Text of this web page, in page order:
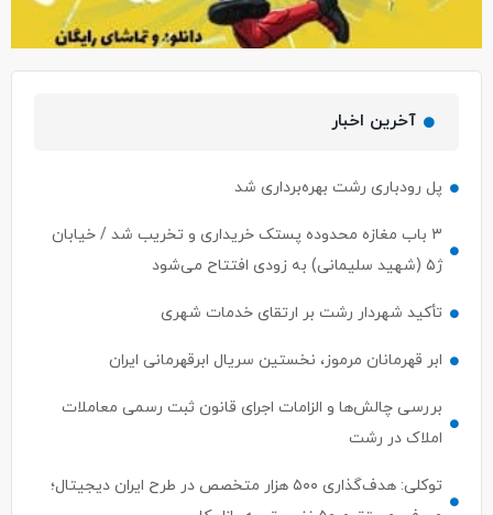
آخرین اخبار
پل رودباری رشت بهره‌برداری شد
۳ باب مغازه محدوده پستک خریداری و تخریب شد / خیابان
ژ۵ (شهید سلیمانی) به زودی افتتاح می‌شود
تأکید شهردار رشت بر ارتقای خدمات شهری
ابر قهرمانان مرموز، نخستین سریال ابرقهرمانی ایران
بررسی چالش‌ها و الزامات اجرای قانون ثبت رسمی معاملات
املاک در رشت
توکلی: هدف‌گذاری ۵۰۰ هزار متخصص در طرح ایران دیجیتال؛